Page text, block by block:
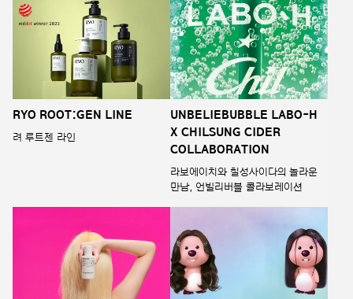
RYO ROOT:GEN LINE
려 루트젠 라인
UNBELIEBUBBLE LABO-H
X CHILSUNG CIDER
COLLABORATION
라보에이치와 칠성사이다의 놀라운
만남, 언빌리버블 콜라보레이션